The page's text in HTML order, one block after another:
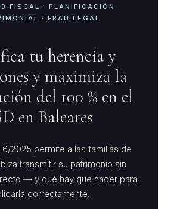
FISCAL · PLANIFICACIÓN
· FRAU LEGAL
tu herencia y
y maximiza la
del 100 % en el
en Baleares
2025 permite a las familias de
transmitir su patrimonio sin
— y qué hay que hacer para
correctamente.